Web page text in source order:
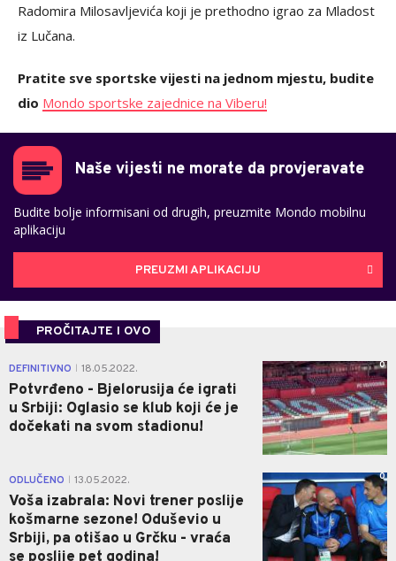
Radomira Milosavljevića koji je prethodno igrao za Mladost
iz Lučana.
Pratite sve sportske vijesti na jednom mjestu, budite
dio Mondo sportske zajednice na Viberu!
Naše vijesti ne morate da provjeravate
Budite bolje informisani od drugih, preuzmite Mondo mobilnu
aplikaciju
PREUZMI APLIKACIJU
PROČITAJTE I OVO
DEFINITIVNO 18.05.2022.
Potvrđeno - Bjelorusija će igrati
u Srbiji: Oglasio se klub koji će je
dočekati na svom stadionu!
0
ODLUČENO 13.05.2022.
Voša izabrala: Novi trener poslije
košmarne sezone! Oduševio u
Srbiji, pa otišao u Grčku - vraća
0